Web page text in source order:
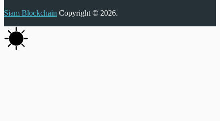
Siam Blockchain Copyright © 2026.